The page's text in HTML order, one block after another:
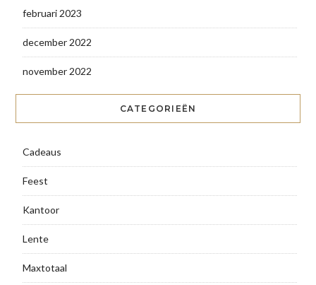
februari 2023
december 2022
november 2022
CATEGORIEËN
Cadeaus
Feest
Kantoor
Lente
Maxtotaal